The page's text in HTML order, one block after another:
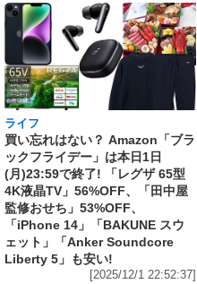
ライフ
買い忘れはない？ Amazon「ブラ
ックフライデー」は本日1日
(月)23:59で終了! 「レグザ 65型
4K液晶TV」56%OFF、「田中屋
監修おせち」53%OFF、
「iPhone 14」「BAKUNE スウ
ェット」「Anker Soundcore
Liberty 5」も安い!
[2025/12/1 22:52:37]